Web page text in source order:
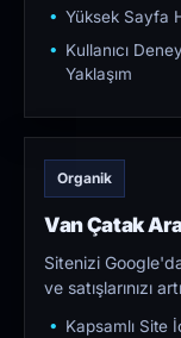
Yüksek Sayfa
Kullanıcı
Yaklaşım
Organik
Van Çatak
Sitenizi
ve satışlarınızı
Kapsamlı Site